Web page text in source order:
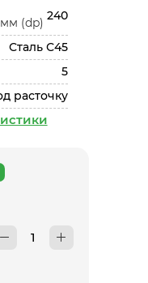
(dp)
240
Сталь С45
5
расточку